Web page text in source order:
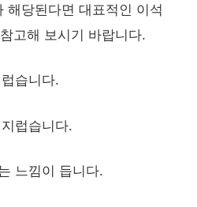
해당된다면 대표적인 이석
고해 보시기 바랍니다.
습니다.
럽습니다.
느낌이 듭니다.